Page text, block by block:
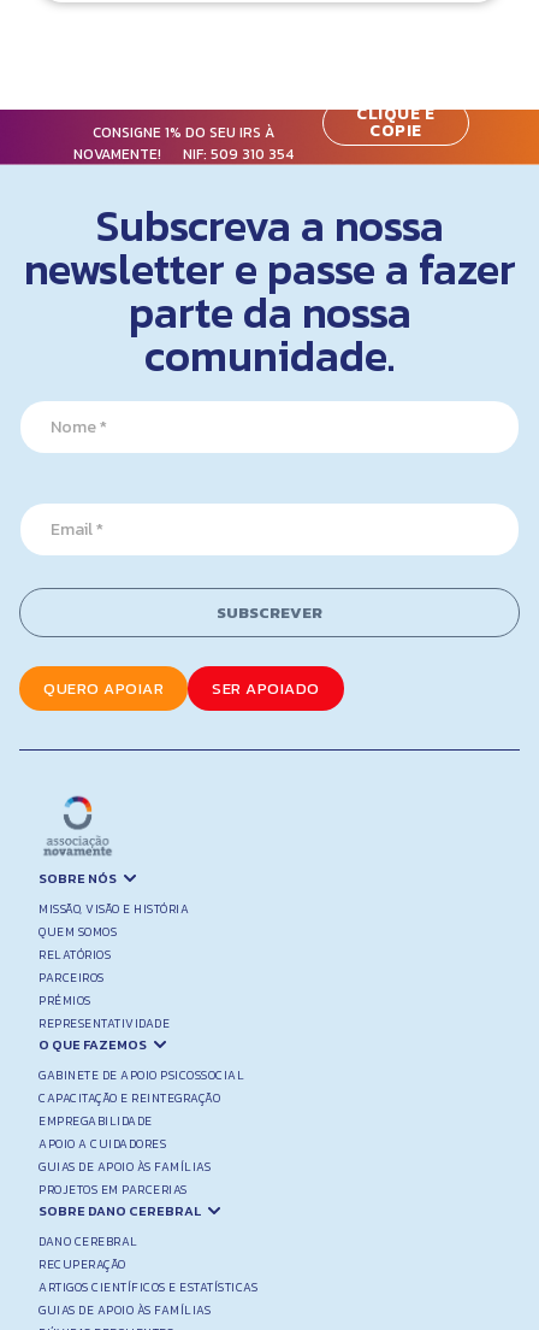
CONSIGNE 1% DO SEU IRS À
NOVAMENTE! NIF:509 310 354
CLIQUE E
COPIE
Subscreva a nossa
newsletter e passe a fazer
parte da nossa
comunidade.
N
a
m
*
N
a
e
*
E
m
a
l
*
SUBSCREVER
QUERO APOIAR SER APOIADO
SOBRE NÓS
MISSÃO, VISÃO E HISTÓRIA
QUEM SOMOS
RELATÓRIOS
PARCEIROS
PRÉMIOS
REPRESENTATIVIDADE
O QUE FAZEMOS
GABINETE DE APOIO PSICOSSOCIAL
CAPACITAÇÃO E REINTEGRAÇÃO
EMPREGABILIDADE
APOIO A CUIDADORES
GUIAS DE APOIO ÀS FAMÍLIAS
PROJETOS EM PARCERIAS
SOBRE DANO CEREBRAL
DANO CEREBRAL
RECUPERAÇÃO
ARTIGOS CIENTÍFICOS E ESTATÍSTICAS
GUIAS DE APOIO ÀS FAMÍLIAS